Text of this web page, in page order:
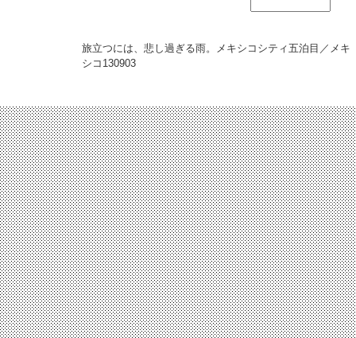
旅立つには、悲し過ぎる雨。メキシコシティ五泊目／メキ
シコ 130903